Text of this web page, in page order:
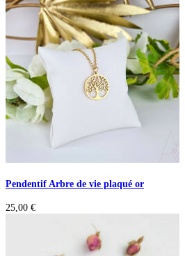
Pendentif Arbre de vie plaqué or
25,00 €